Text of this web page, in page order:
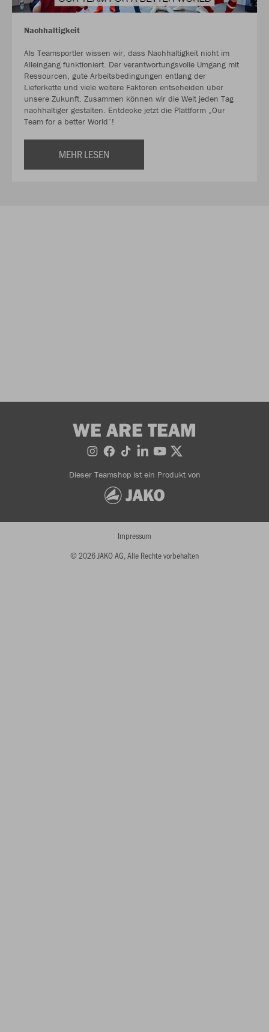
Nachhaltigkeit
Als Teamsportler wissen wir, dass Nachhaltigkeit nicht im
Alleingang funktioniert. Der verantwortungsvolle Umgang mit
Ressourcen, gute Arbeitsbedingungen entlang der
Lieferkette und viele weitere Faktoren entscheiden über
unsere Zukunft. Zusammen können wir die Welt jeden Tag
nachhaltiger gestalten. Entdecke jetzt die Plattform „Our
Team for a better World“!
MEHR LESEN
WE ARE TEAM
Dieser Teamshop ist ein Produkt von
© 2026 JAKO AG, Alle Rechte vorbehalten
Impressum